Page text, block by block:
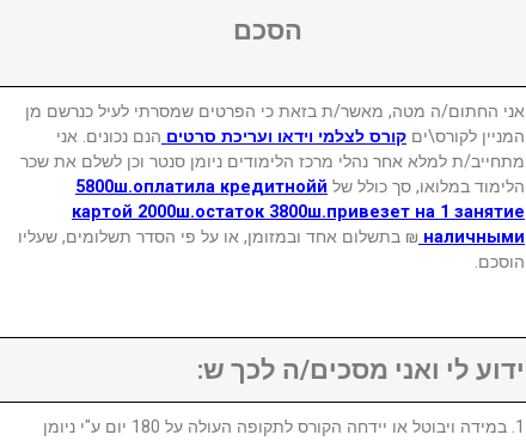
הסכם
אני החתום/ה מטה, מאשר/ת בזאת כי הפרטים שמסרתי לעיל כנרשם מן
המניין לקורס\יםקורס לצלמי וידאו ועריכת סרטים הנם נכונים. אני
מתחייב/ת למלא אחר נהלי מרכז הלימודים ניומן סנטר וכן לשלם את שכר
הלימוד במלואו, סך כולל של 5800ш.оплатила кредитнойй
картой 2000ш.остаток 3800ш.привезет на 1 занятие
наличными ₪ בתשלום אחד ובמזומן, או על פי הסדר תשלומים, שעליו
הוסכם.
ידוע לי ואני מסכים/ה לכך ש:
1. במידה ויבוטל או יידחה הקורס לתקופה העולה על 180 יום ע"י ניומן